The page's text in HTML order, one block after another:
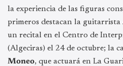
la experiencia de las figuras
primeros destacan la guitarrista
un recital en el Centro de
(Algeciras) el 24 de octubre; la
Moneo, que actuará en La